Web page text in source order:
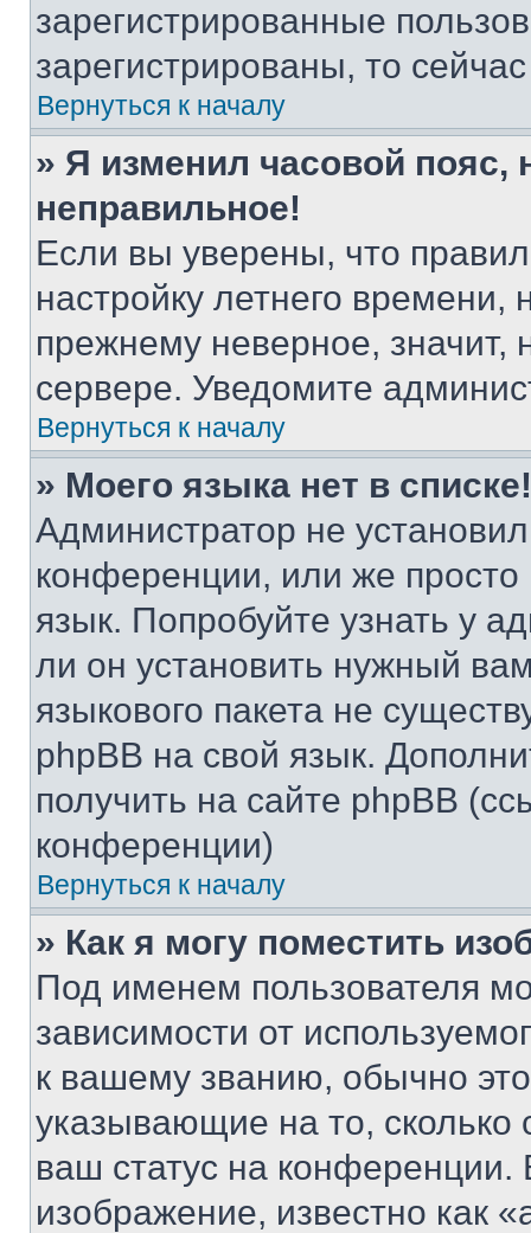
зарегистрированные
зарегистрированы, то
Вернуться к началу
» Я изменил часовой пояс,
неправильное!
Если вы уверены, что
настройку летнего
прежнему неверное, значит,
сервере. Уведомите
Вернуться к началу
» Моего языка нет в списке!
Администратор не
конференции, или же
язык. Попробуйте узнать у
ли он установить нужный
языкового пакета не
phpBB на свой язык.
получить на сайте phpBB
конференции)
Вернуться к началу
» Как я могу поместить
Под именем пользователя
зависимости от
к вашему званию, обычно это
указывающие на то,
ваш статус на
изображение, известно как